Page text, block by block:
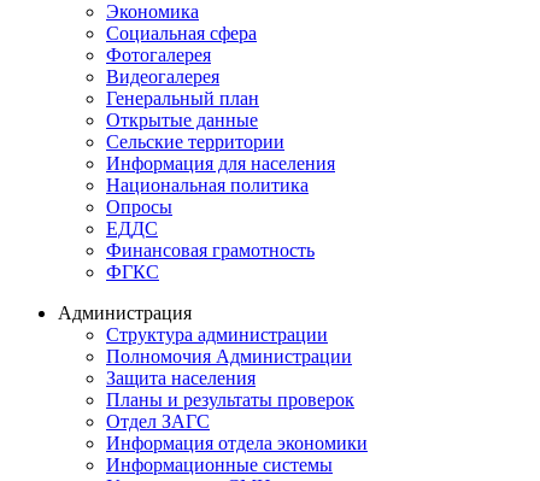
Экономика
Социальная сфера
Фотогалерея
Видеогалерея
Генеральный план
Открытые данные
Сельские территории
Информация для населения
Национальная политика
Опросы
ЕДДС
Финансовая грамотность
ФГКС
Администрация
Структура администрации
Полномочия Администрации
Защита населения
Планы и результаты проверок
Отдел ЗАГС
Информация отдела экономики
Информационные системы